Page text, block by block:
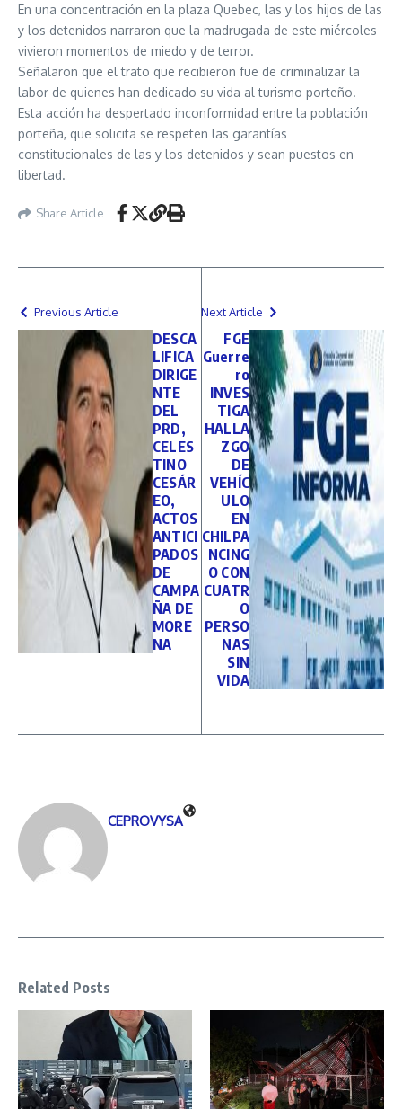
En una concentración en la plaza Quebec, las y los hijos de las
y los detenidos narraron que la madrugada de este miércoles
vivieron momentos de miedo y de terror.
Señalaron que el trato que recibieron fue de criminalizar la
labor de quienes han dedicado su vida al turismo porteño.
Esta acción ha despertado inconformidad entre la población
porteña, que solicita se respeten las garantías
constitucionales de las y los detenidos y sean puestos en
libertad.
Share Article
Previous Article
DESCA
LIFICA
DIRIGE
NTE
DEL
PRD,
CELES
TINO
CESÁR
EO,
ACTOS
ANTICI
PADOS
DE
CAMPA
ÑA DE
MORE
NA
Next Article
FGE
Guerre
ro
INVES
TIGA
HALLA
ZGO
DE
VEHÍC
ULO
EN
CHILPA
NCING
O CON
CUATR
O
PERSO
NAS
SIN
VIDA
CEPROVYSA
Related Posts